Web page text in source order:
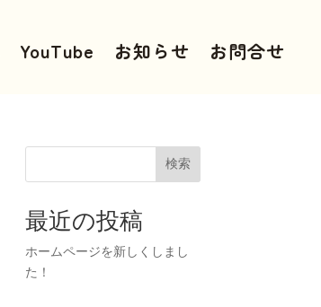
YouTube お知らせ お問合せ
検索
最近の投稿
ホームページを新しくしまし
た！